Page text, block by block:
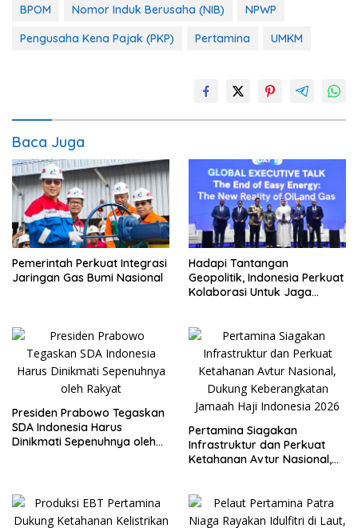
BPOM Nomor Induk Berusaha (NIB)
NPWP
Pengusaha Kena Pajak (PKP)
Pertamina UMKM
Baca Juga
Pemerintah Perkuat Integrasi
Jaringan Gas Bumi Nasional
Hadapi Tantangan
Geopolitik, Indonesia Perkuat
Kolaborasi Untuk Jaga
Presiden Prabowo Tegaskan
SDA Indonesia Harus
Dinikmati Sepenuhnya oleh
Pertamina Siagakan
Infrastruktur dan Perkuat
Ketahanan Avtur Nasional,